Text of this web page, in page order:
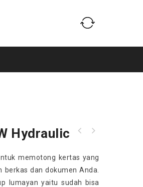
Hydraulic
memotong kertas yang
dan dokumen Anda.
lumayan yaitu sudah bisa